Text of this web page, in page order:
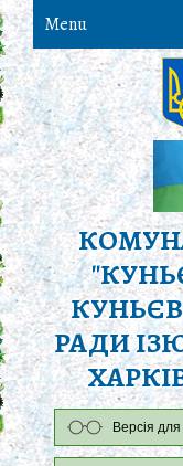
Menu
РАДИ
Версія